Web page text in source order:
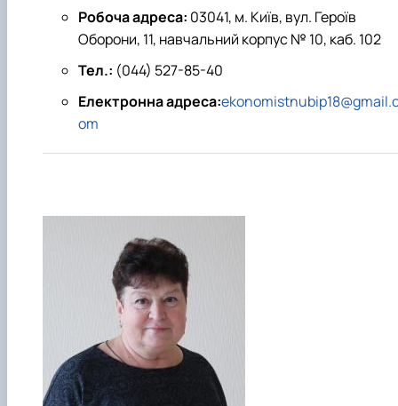
Робоча адреса: 03041, м. Київ, вул. Героїв
Оборони, 11, навчальний корпус № 10, каб. 102
Тел.: (044) 527-85-40
Електронна адреса:
om